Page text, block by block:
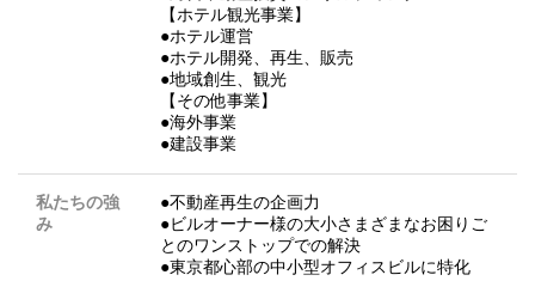
【ホテル観光事業】
●ホテル運営
●ホテル開発、再生、販売
●地域創生、観光
【その他事業】
●海外事業
●建設事業
私たちの強
み
●不動産再生の企画力
●ビルオーナー様の大小さまざまなお困りご
とのワンストップでの解決
●東京都心部の中小型オフィスビルに特化